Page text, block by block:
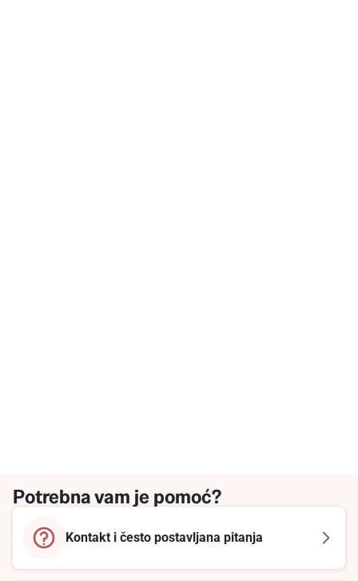
Potrebna vam je pomoć?
Kontakt i često postavljana pitanja